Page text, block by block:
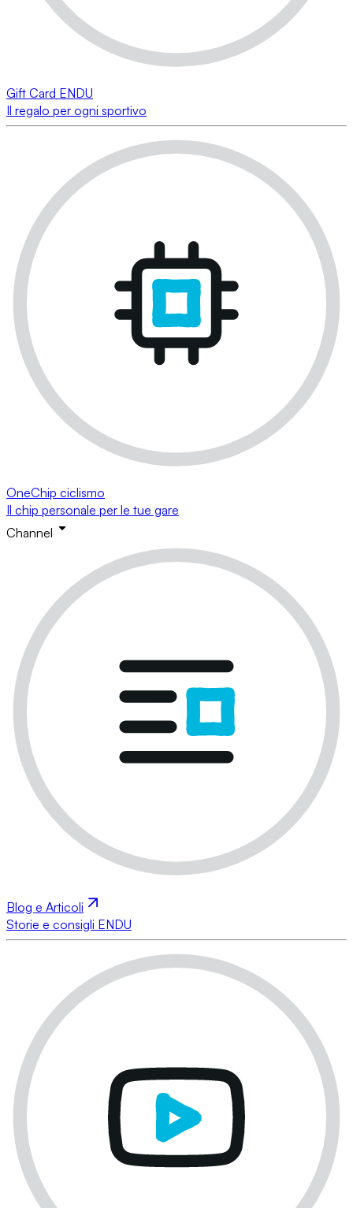
Gift Card ENDU
Il regalo per ogni sportivo
OneChip ciclismo
Il chip personale per le tue gare
Channel
Blog e Articoli
Storie e consigli ENDU